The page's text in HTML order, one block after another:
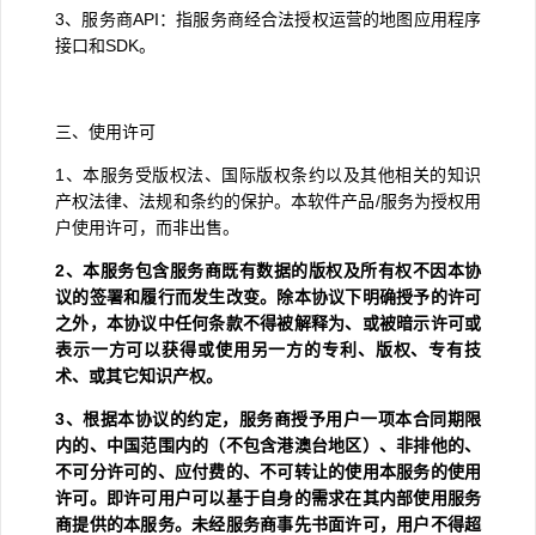
3、服务商API：指服务商经合法授权运营的地图应用程序
接口和SDK。
三、使用许可
1 、本服务受版权法、国际版权条约以及其他相关的知识
产权法律、法规和条约的保护。本软件产品/服务为授权用
户使用许可，而非出售。
2、本服务包含服务商既有数据的版权及所有权不因本协
议的签署和履行而发生改变。除本协议下明确授予的许可
之外，本协议中任何条款不得被解释为、或被暗示许可或
表示一方可以获得或使用另一方的专利、版权、专有技
术、或其它知识产权。
3、根据本协议的约定，服务商授予用户一项本合同期限
内的、中国范围内的（不包含港澳台地区）、非排他的、
不可分许可的、应付费的、不可转让的使用本服务的使用
许可。即许可用户可以基于自身的需求在其内部使用服务
商提供的本服务。未经服务商事先书面许可，用户不得超